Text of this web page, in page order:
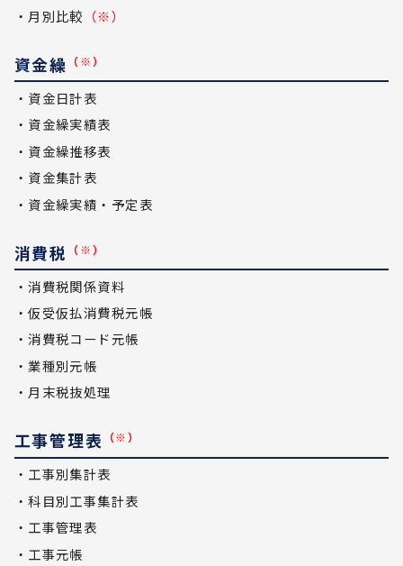
・月別比較 （※）
資金繰 （※）
・資金日計表
・資金繰実績表
・資金繰推移表
・資金集計表
・資金繰実績・予定表
消費税 （※）
・消費税関係資料
・仮受仮払消費税元帳
・消費税コード元帳
・業種別元帳
・月末税抜処理
工事管理表 （※）
・工事別集計表
・科目別工事集計表
・工事管理表
・工事元帳